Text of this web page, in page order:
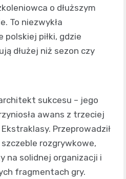
o dłuższym
To niezwykła
piłki, gdzie
dłużej niż sezon czy
sukcesu – jego
awans z trzeciej
Przeprowadził
rozgrywkowe,
na solidnej organizacji i
fragmentach gry.